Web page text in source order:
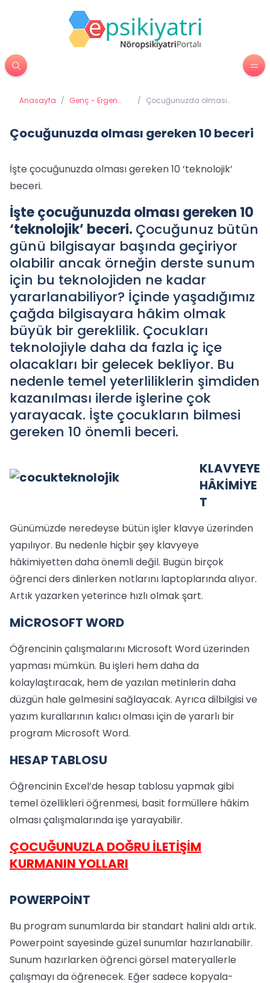
Anasayfa / Genç - Ergen
/ Çocuğunuzda olması
Çocuğunuzda olması gereken 10 beceri
İşte çocuğunuzda olması gereken 10 ‘teknolojik’
beceri.
İşte çocuğunuzda olması gereken 10
‘teknolojik’ beceri. Çocuğunuz bütün
günü bilgisayar başında geçiriyor
olabilir ancak örneğin derste sunum
için bu teknolojiden ne kadar
yararlanabiliyor? İçinde yaşadığımız
çağda bilgisayara hâkim olmak
büyük bir gereklilik. Çocukları
teknolojiyle daha da fazla iç içe
olacakları bir gelecek bekliyor. Bu
nedenle temel yeterliliklerin şimdiden
kazanılması ilerde işlerine çok
yarayacak. İşte çocukların bilmesi
gereken 10 önemli beceri.
KLAVYEYE
HÂKİMİYE
T
Günümüzde neredeyse bütün işler klavye üzerinden
yapılıyor. Bu nedenle hiçbir şey klavyeye
hâkimiyetten daha önemli değil. Bugün birçok
öğrenci ders dinlerken notlarını laptoplarında alıyor.
Artık yazarken yeterince hızlı olmak şart.
MİCROSOFT WORD
Öğrencinin çalışmalarını Microsoft Word üzerinden
yapması mümkün. Bu işleri hem daha da
kolaylaştıracak, hem de yazılan metinlerin daha
düzgün hale gelmesini sağlayacak. Ayrıca dilbilgisi ve
yazım kurallarının kalıcı olması için de yararlı bir
program Microsoft Word.
HESAP TABLOSU
Öğrencinin Excel’de hesap tablosu yapmak gibi
temel özellikleri öğrenmesi, basit formüllere hâkim
olması çalışmalarında işe yarayabilir.
ÇOCUĞUNUZLA DOĞRU İLETİŞİM
KURMANIN YOLLARI
POWERPOİNT
Bu program sunumlarda bir standart halini aldı artık.
Powerpoint sayesinde güzel sunumlar hazırlanabilir.
Sunum hazırlarken öğrenci görsel materyallerle
çalışmayı da öğrenecek. Eğer sadece kopyala-